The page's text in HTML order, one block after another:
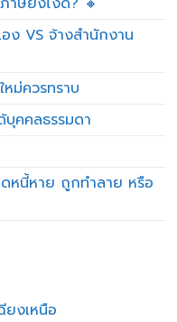
ง VS จ้างสำนักงาน
ม่ควรทราบ
บุคคลธรรมดา
ดหนี้หาย ถูกทำลาย หรือ
ยงเหนือ